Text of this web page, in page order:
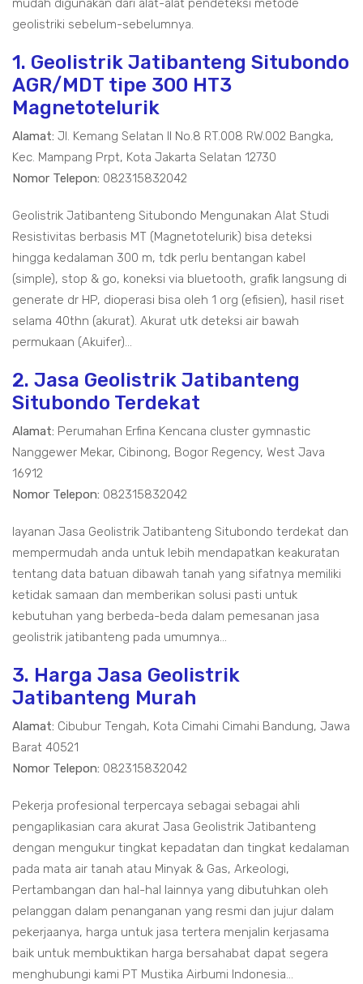
mudah digunakan dari alat-alat pendeteksi metode
geolistriki sebelum-sebelumnya.
1. Geolistrik Jatibanteng Situbondo
AGR/MDT tipe 300 HT3
Magnetotelurik
Alamat: Jl. Kemang Selatan II No.8 RT.008 RW.002 Bangka,
Kec. Mampang Prpt, Kota Jakarta Selatan 12730
Nomor Telepon: 082315832042
Geolistrik Jatibanteng Situbondo Mengunakan Alat Studi
Resistivitas berbasis MT (Magnetotelurik) bisa deteksi
hingga kedalaman 300 m, tdk perlu bentangan kabel
(simple), stop & go, koneksi via bluetooth, grafik langsung di
generate dr HP, dioperasi bisa oleh 1 org (efisien), hasil riset
selama 40thn (akurat). Akurat utk deteksi air bawah
permukaan (Akuifer)...
2. Jasa Geolistrik Jatibanteng
Situbondo Terdekat
Alamat: Perumahan Erfina Kencana cluster gymnastic
Nanggewer Mekar, Cibinong, Bogor Regency, West Java
16912
Nomor Telepon: 082315832042
layanan Jasa Geolistrik Jatibanteng Situbondo terdekat dan
mempermudah anda untuk lebih mendapatkan keakuratan
tentang data batuan dibawah tanah yang sifatnya memiliki
ketidak samaan dan memberikan solusi pasti untuk
kebutuhan yang berbeda-beda dalam pemesanan jasa
geolistrik jatibanteng pada umumnya...
3. Harga Jasa Geolistrik
Jatibanteng Murah
Alamat: Cibubur Tengah, Kota Cimahi Cimahi Bandung, Jawa
Barat 40521
Nomor Telepon: 082315832042
Pekerja profesional terpercaya sebagai sebagai ahli
pengaplikasian cara akurat Jasa Geolistrik Jatibanteng
dengan mengukur tingkat kepadatan dan tingkat kedalaman
pada mata air tanah atau Minyak & Gas, Arkeologi,
Pertambangan dan hal-hal lainnya yang dibutuhkan oleh
pelanggan dalam penanganan yang resmi dan jujur dalam
pekerjaanya, harga untuk jasa tertera menjalin kerjasama
baik untuk membuktikan harga bersahabat dapat segera
menghubungi kami PT Mustika Airbumi Indonesia...